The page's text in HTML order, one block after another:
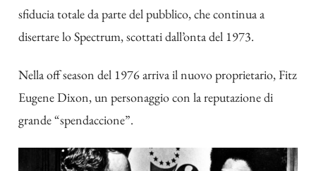
sfiducia totale da parte del pubblico, che continua a
disertare lo Spectrum, scottati dall’onta del 1973.
Nella off season del 1976 arriva il nuovo proprietario, Fitz
Eugene Dixon, un personaggio con la reputazione di
grande “spendaccione”.